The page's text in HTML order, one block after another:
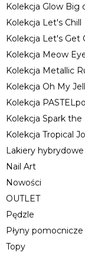
Kolekcja Glow Big
Kolekcja Let's Chill
Kolekcja Let's Get
Kolekcja Meow
Kolekcja Metallic
Kolekcja Oh My
Kolekcja
Kolekcja Spark
Kolekcja Tropical
Lakiery hybrydowe
Nail Art
Nowości
OUTLET
Pędzle
Płyny pomocnicze
Topy